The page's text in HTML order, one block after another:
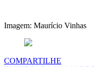
Imagem: Maurício Vinhas
COMPARTILHE